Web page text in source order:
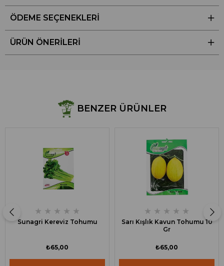
ÖDEME SEÇENEKLERI
ÜRÜN ÖNERILERI
BENZER ÜRÜNLER
★ ★ ★ ★ ★
Sunagri Kereviz Tohumu
₺65,00
★ ★ ★ ★ ★
Sarı Kışlık Kavun Tohumu 10
Gr
₺65,00